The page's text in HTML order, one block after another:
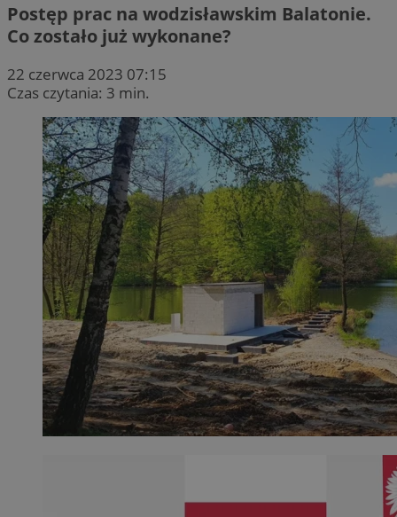
Postęp prac na wodzisławskim Balatonie.
Co zostało już wykonane?
22 czerwca 2023 07:15
Czas czytania: 3 min.